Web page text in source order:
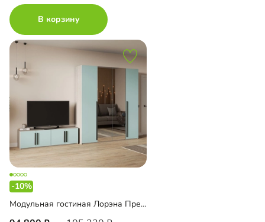
В корзину
-10%
Модульная гостиная Лорэна Премиум